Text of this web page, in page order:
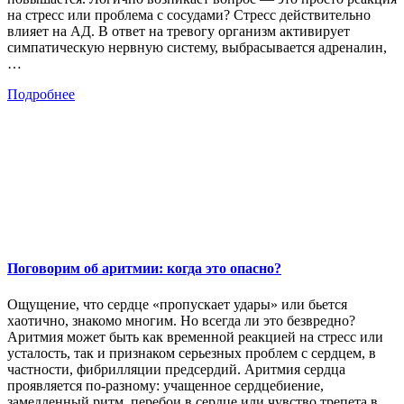
на стресс или проблема с сосудами? Стресс действительно
влияет на АД. В ответ на тревогу организм активирует
симпатическую нервную систему, выбрасывается адреналин,
…
Подробнее
Поговорим об аритмии: когда это опасно?
Ощущение, что сердце «пропускает удары» или бьется
хаотично, знакомо многим. Но всегда ли это безвредно?
Аритмия может быть как временной реакцией на стресс или
усталость, так и признаком серьезных проблем с сердцем, в
частности, фибрилляции предсердий. Аритмия сердца
проявляется по-разному: учащенное сердцебиение,